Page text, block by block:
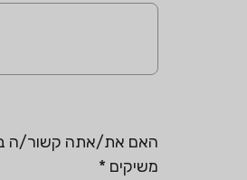
האם את/אתה קשור/ה
משיקים *